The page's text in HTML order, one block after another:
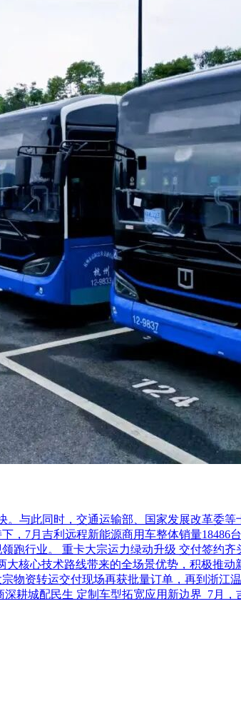
疆CA申领渠道“新疆政务通”申请政采云平
投标客户端制作投标文件)。若供应商参与投
证书申领。因未注册入库、未办理CA数字
进行投标文件制作。在使用政采云投标客
服务热线95763进行咨询。
置好浏览器(建议使用谷歌浏览器)，以便开标
保证金汇入指定账户。投标保证金汇款凭证
e-biding自助查询，也可在政采云帮助中
电子交易管理操作指南-供应商”版面获取操
如已加入1-11群，无需重复加入，十一个群
项目，适宜由中小企业提供的，采购人应当
面向中小企业采购，其中预留给小微企业的
额的40%以上专门面向中小企业采购，其中
购包，采购人、采购代理机构应当对符合
业分包的采购项目，对于联合协议或者分包
为1%~2%)的扣除，用扣除后的价格参加评
加其价格得分的1%~2%作为其价格分。
与此同时，交通运输部、国家发展改革委
7月吉利远程新能源商用车整体销量18486
行业。 重卡大宗运力绿动升级 交付签约
核心技术路线带来的全场景优势，积极推
物资转运交付现场再获批量订单，再到浙江
耕城配民生 定制车型拓宽应用新边界 7月